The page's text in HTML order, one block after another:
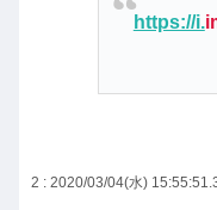
https://i.
2 : 2020/03/04(水)